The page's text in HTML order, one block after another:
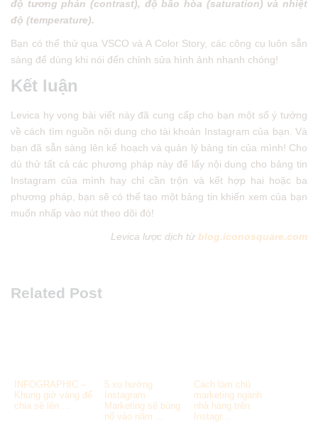
độ tương phản (contrast), độ bão hòa (saturation) và nhiệt
độ (temperature).
Bạn có thể thử qua VSCO và A Color Story, các công cụ luôn sẵn
sàng để dùng khi nói đến chỉnh sửa hình ảnh nhanh chóng!
Kết luận
Levica hy vọng bài viết này đã cung cấp cho bạn một số ý tưởng
về cách tìm nguồn nội dung cho tài khoản Instagram của bạn. Và
bạn đã sẵn sàng lên kế hoạch và quản lý bảng tin của mình! Cho
dù thử tất cả các phương pháp này để lấy nội dung cho bảng tin
Instagram của mình hay chỉ cần trộn và kết hợp hai hoặc ba
phương pháp, bạn sẽ có thể tạo một bảng tin khiến xem của bạn
muốn nhấp vào nút theo dõi đó!
Levica lược dịch từ blog.iconosquare.com
Related Post
INFOGRAPHIC –
Khung giờ vàng để
chia sẻ lên ...
5 xu hướng
Instagram
Marketing sẽ bùng
nổ vào năm ...
Cách làm chủ
marketing ngành
nhà hàng trên
Instagr...